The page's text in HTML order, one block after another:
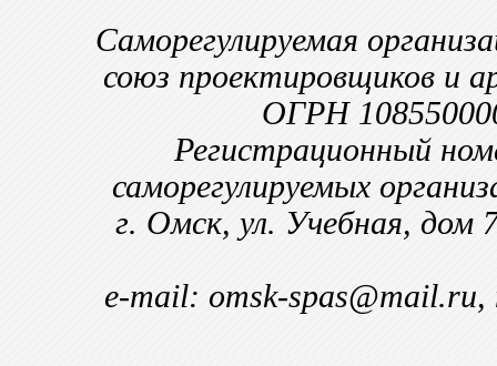
Саморегулируемая
союз проектировщиков и
ОГРН
Регистрационный
саморегулируемых
г. Омск, ул. Учебная, дом
e-mail: omsk-